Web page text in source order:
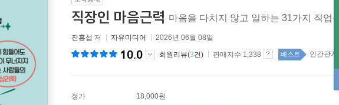
직장인 마음근력 마음을 다치지 않고 일하는 31가지 직업
진홍섭 저 자유미디어 2026년 06월 08일
10.0 회원리뷰(3건) 판매지수 1,338 베스트 인간관계
정가 18,000원